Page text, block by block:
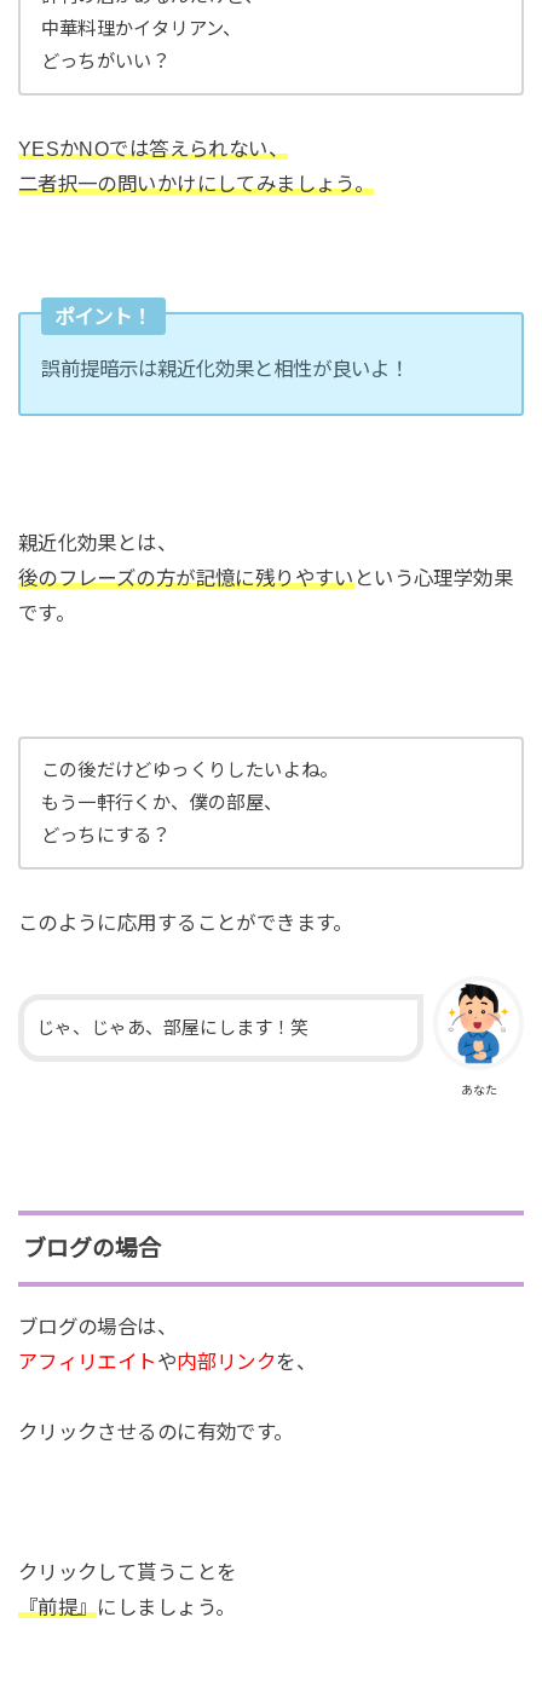
中華料理かイタリアン、
どっちがいい？
YESかNOでは答えられない、
二者択一の問いかけにしてみましょう。
ポイント！
誤前提暗示は親近化効果と相性が良いよ！
親近化効果とは、
後のフレーズの方が記憶に残りやすいという心理学効果
です。
この後だけどゆっくりしたいよね。
もう一軒行くか、僕の部屋、
どっちにする？
このように応用することができます。
あなた
じゃ、じゃあ、部屋にします！笑
ブログの場合
ブログの場合は、
アフィリエイト や内部リンクを、
クリックさせるのに有効です。
クリックして貰うことを
『前提』 にしましょう。